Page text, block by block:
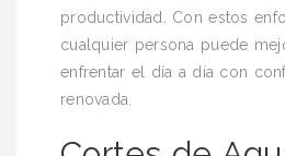
productividad. Con estos
cualquier persona puede
enfrentar el día a día con
renovada.